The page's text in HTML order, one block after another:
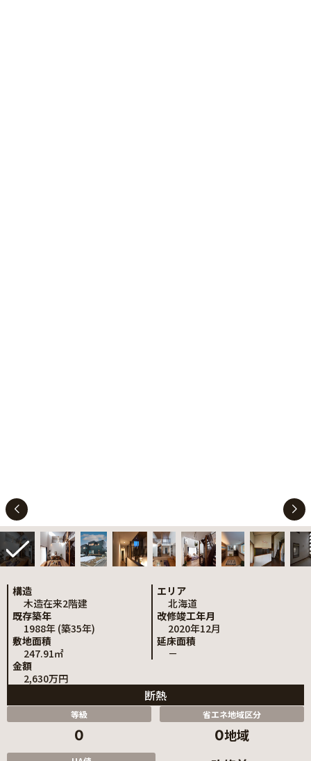
構造
木造在来2階建
エリア
北海道
既存築年
1988年 (築35年)
改修竣工年月
2020年12月
敷地面積
247.91㎡
延床面積
－
金額
2,630万円
断熱
等級
0
省エネ地域区分
0地域